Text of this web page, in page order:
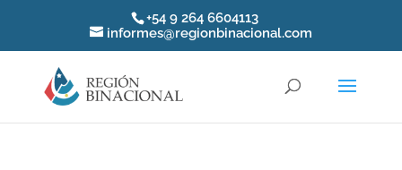
+54 9 264 6604113
informes@regionbinacional.com